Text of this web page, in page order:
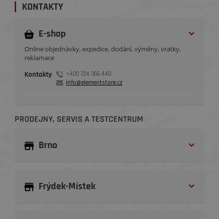
KONTAKTY
E-shop
Online objednávky, expedice, dodání, výměny, vratky,
reklamace
Kontakty
+420 724 366 440
info@elementstore.cz
PRODEJNY, SERVIS A TESTCENTRUM
Brno
Frýdek-Místek